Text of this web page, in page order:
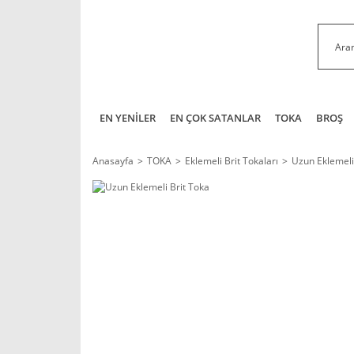
EN YENİLER EN ÇOK SATANLAR TOKA BROŞ
Anasayfa TOKA Eklemeli Brit Tokaları Uzun